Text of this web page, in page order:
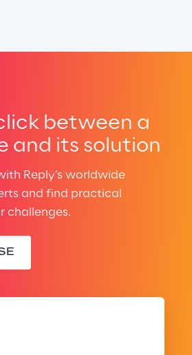
between a
and its solution
Reply’s worldwide
and find practical
challenges.